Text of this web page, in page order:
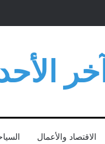
الاقتصاد والأعمال